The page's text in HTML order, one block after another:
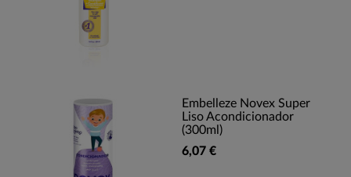
Embelleze Novex Super
Liso Acondicionador
(300ml)
6,07 €